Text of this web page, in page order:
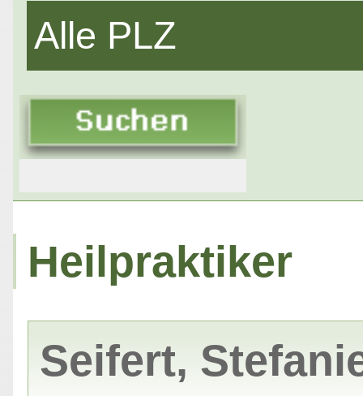
Alle PLZ
Heilpraktiker
Seifert,